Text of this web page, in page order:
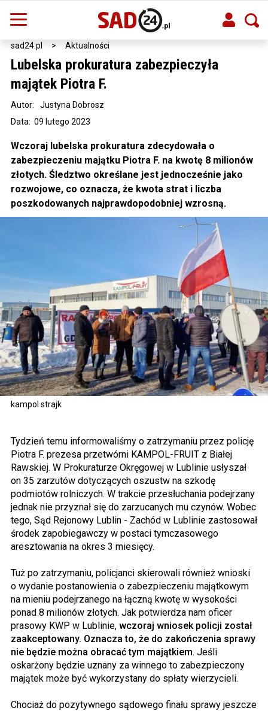
sad24.pl > Aktualności
kampol strajk
Lubelska prokuratura zabezpieczyła
majątek Piotra F.
Data: 09 lutego 2023
Autor: Justyna Dobrosz
Wczoraj lubelska prokuratura zdecydowała o
zabezpieczeniu majątku Piotra F. na kwotę 8 milionów
złotych. Śledztwo określane jest jednocześnie jako
rozwojowe, co oznacza, że kwota strat i liczba
poszkodowanych najprawdopodobniej wzrosną.
Tydzień temu informowaliśmy o zatrzymaniu przez policję
Piotra F. prezesa przetwórni KAMPOL-FRUIT z Białej
Rawskiej. W Prokuraturze Okręgowej w Lublinie usłyszał
on 35 zarzutów dotyczących oszustw na szkodę
podmiotów rolniczych. W trakcie przesłuchania podejrzany
jednak nie przyznał się do zarzucanych mu czynów. Wobec
tego, Sąd Rejonowy Lublin - Zachód w Lublinie zastosował
środek zapobiegawczy w postaci tymczasowego
aresztowania na okres 3 miesięcy.
Tuż po zatrzymaniu, policjanci skierowali również wnioski
o wydanie postanowienia o zabezpieczeniu majątkowym
na mieniu podejrzanego na łączną kwotę w wysokości
ponad 8 milionów złotych. Jak potwierdza nam oficer
prasowy KWP w Lublinie, wczoraj wniosek policji został
zaakceptowany. Oznacza to, że do zakończenia sprawy
nie będzie można obracać tym majątkiem. Jeśli
oskarżony będzie uznany za winnego to zabezpieczony
majątek może być wykorzystany do spłaty wierzycieli.
Chociaż do pozytywnego sądowego finału sprawy jeszcze